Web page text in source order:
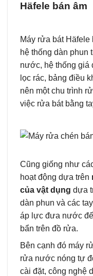
Häfele bán âm
Máy rửa bát
hệ thống dàn phun
nước, hệ thống giá
lọc rác, bảng điều
nên một chu trình
việc rửa bát bằng
Cũng giống như
hoạt động dựa trên
của vật dụng dựa
dàn phun và các
áp lực đưa nước
bẩn trên đồ rửa.
Bên cạnh đó máy
rửa nước nóng tự
cài đặt, công nghệ